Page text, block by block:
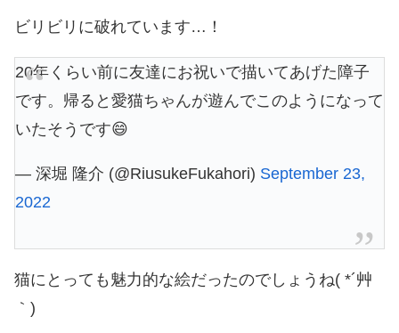
ビリビリに破れています…！
20年くらい前に友達にお祝いで描いてあげた障子
です。帰ると愛猫ちゃんが遊んでこのようになって
いたそうです😄
— 深堀 隆介 (@RiusukeFukahori) September 23,
2022
猫にとっても魅力的な絵だったのでしょうね( *´艸
｀)